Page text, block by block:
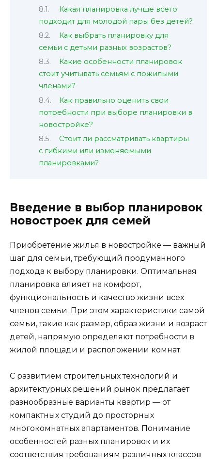
Какая планировка лучше всего
подходит для молодой пары без детей?
Как выбрать планировку для
семьи с детьми разных возрастов?
Какие особенности планировок
стоит учитывать семьям с пожилыми
членами?
Как правильно оценить свои
потребности при выборе планировки в
новостройке?
Стоит ли рассматривать квартиры
с гибкими или изменяемыми
планировками?
Введение в выбор планировок
новостроек для семей
Приобретение жилья в новостройке — важный
шаг для семьи, требующий продуманного
подхода к выбору планировки. Оптимальная
планировка влияет на комфорт,
функциональность и качество жизни всех
членов семьи. При этом характеристики самой
семьи, такие как размер, образ жизни и возраст
детей, напрямую определяют потребности в
жилой площади и расположении комнат.
С развитием строительных технологий и
архитектурных решений рынок предлагает
разнообразные варианты квартир — от
компактных студий до просторных
многокомнатных апартаментов. Понимание
особенностей разных планировок и их
соответствия требованиям различных классов